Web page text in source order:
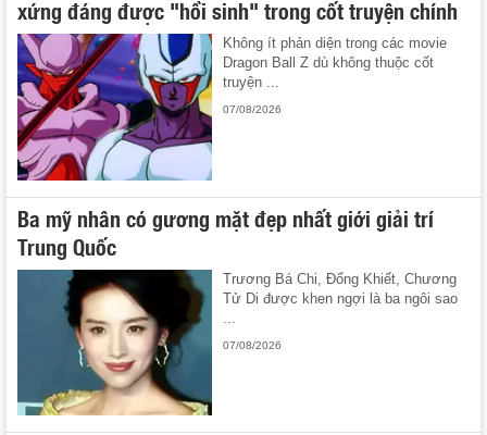
xứng đáng được "hồi sinh" trong cốt truyện chính
Không ít phản diện trong các movie
Dragon Ball Z dù không thuộc cốt
truyện ...
07/08/2026
Ba mỹ nhân có gương mặt đẹp nhất giới giải trí
Trung Quốc
Trương Bá Chi, Đổng Khiết, Chương
Tử Di được khen ngợi là ba ngôi sao
07/08/2026